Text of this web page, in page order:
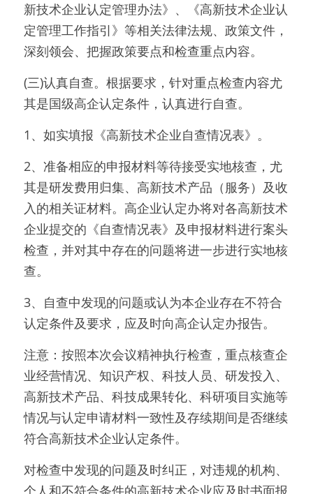
新技术企业认定管理办法》、《高新技术企业认
定管理工作指引》等相关法律法规、政策文件，
深刻领会、把握政策要点和检查重点内容。
(三)认真自查。根据要求，针对重点检查内容尤
其是国级高企认定条件，认真进行自查。
1、如实填报《高新技术企业自查情况表》。
2、准备相应的申报材料等待接受实地核查，尤
其是研发费用归集、高新技术产品（服务）及收
入的相关证材料。高企业认定办将对各高新技术
企业提交的《自查情况表》及申报材料进行案头
检查，并对其中存在的问题将进一步进行实地核
查。
3、自查中发现的问题或认为本企业存在不符合
认定条件及要求，应及时向高企认定办报告。
注意：按照本次会议精神执行检查，重点核查企
业经营情况、知识产权、科技人员、研发投入、
高新技术产品、科技成果转化、科研项目实施等
情况与认定申请材料一致性及存续期间是否继续
符合高新技术企业认定条件。
对检查中发现的问题及时纠正，对违规的机构、
个人和不符合条件的高新技术企业应及时书面报